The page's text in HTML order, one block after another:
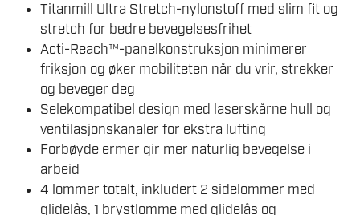
Titanmill Ultra Stretch-nylonstoff med slim fit og
stretch for bedre bevegelsesfrihet
Acti-Reach™-panelkonstruksjon minimerer
friksjon og øker mobiliteten når du vrir, strekker
og beveger deg
Selekompatibel design med laserskårne hull og
ventilasjonskanaler for ekstra lufting
Forbøyde ermer gir mer naturlig bevegelse i
arbeid
4 lommer totalt, inkludert 2 sidelommer med
glidelås, 1 brystlomme med glidelås og